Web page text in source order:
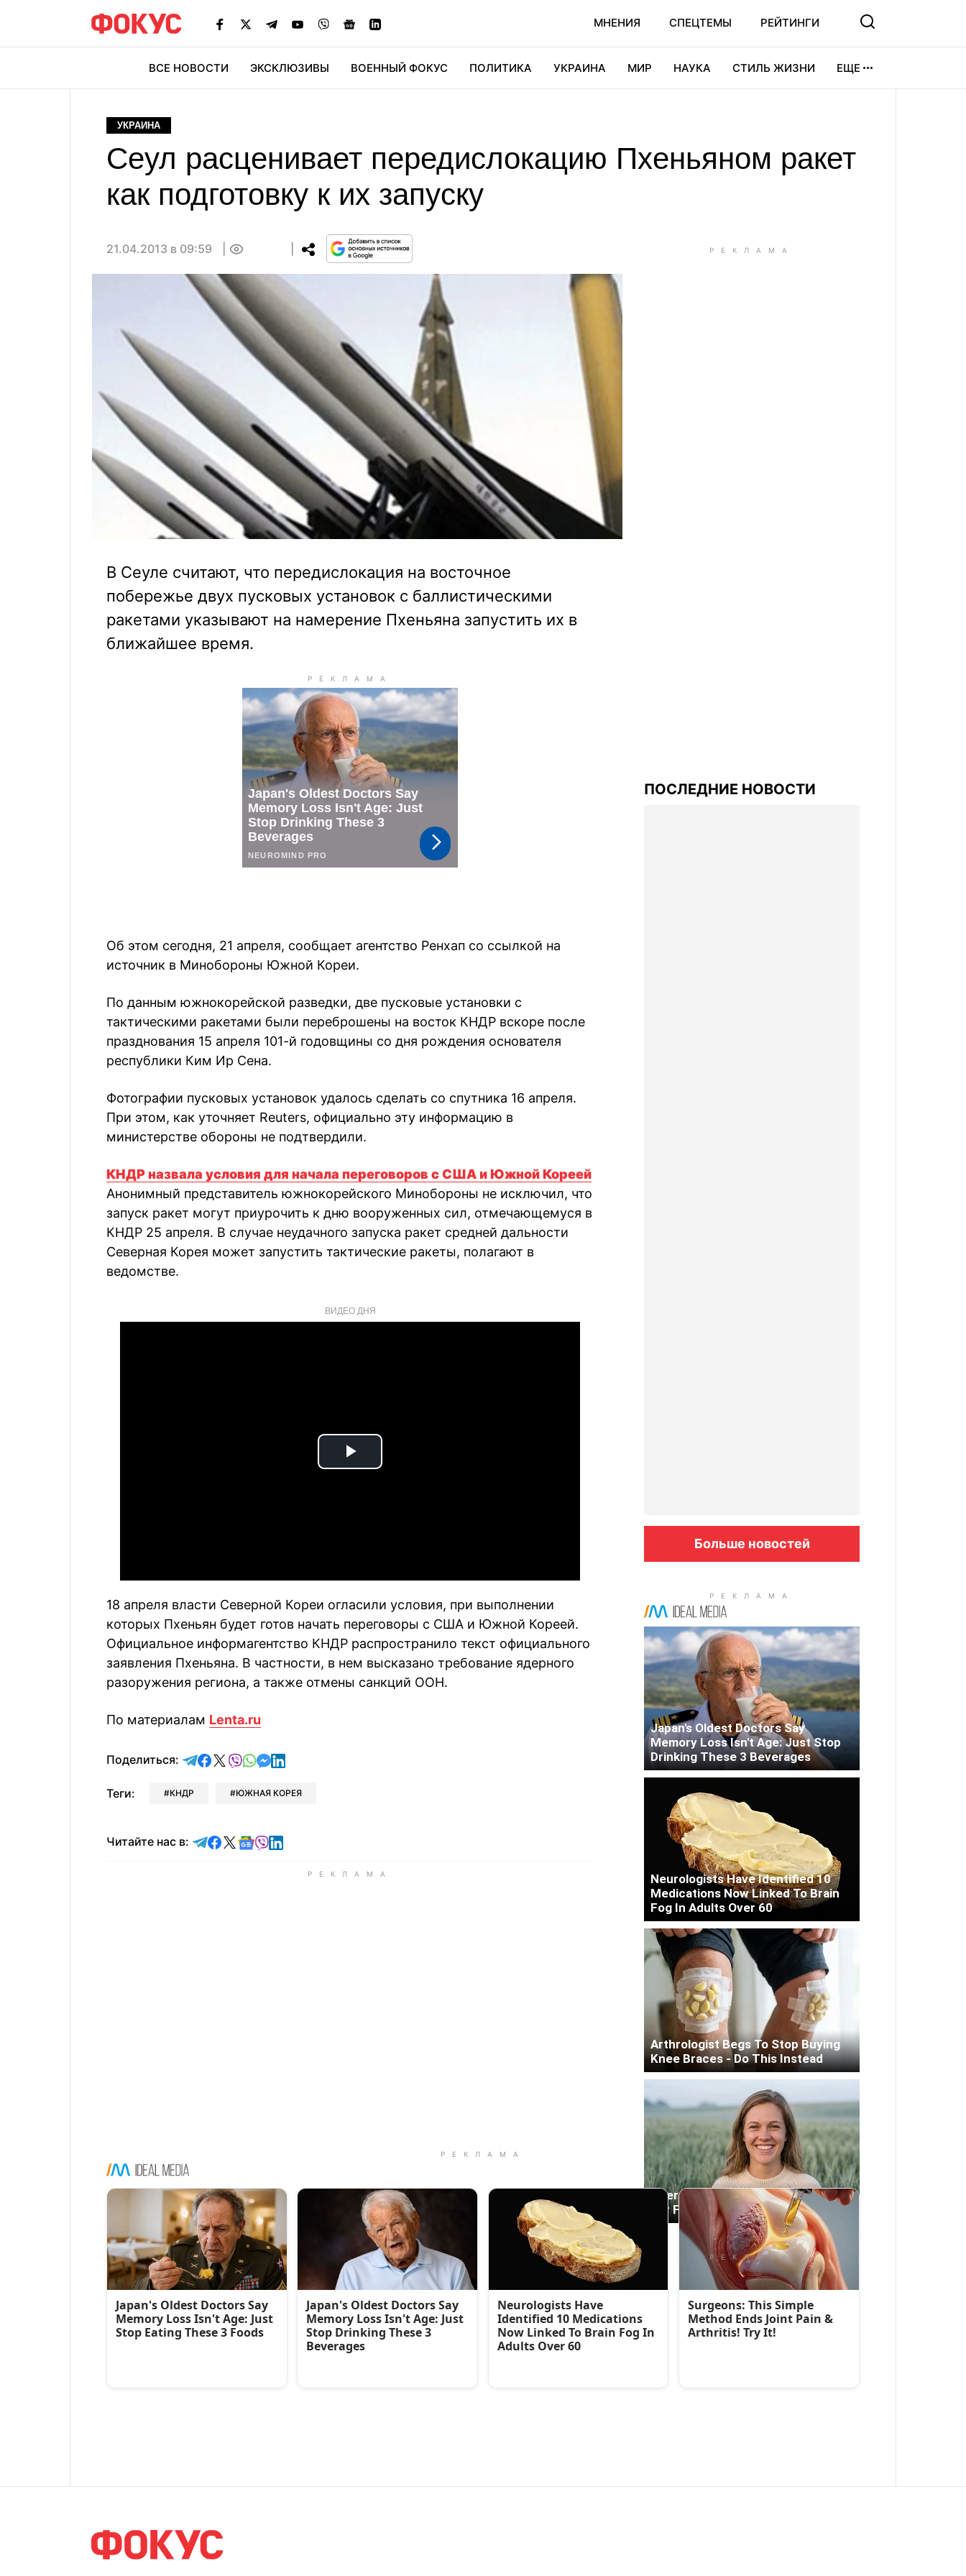
МНЕНИЯ СПЕЦТЕМЫ РЕЙТИНГИ
ВСЕ НОВОСТИ ЭКСКЛЮЗИВЫ ВОЕННЫЙ ФОКУС ПОЛИТИКА УКРАИНА МИР НАУКА СТИЛЬ ЖИЗНИ ЕЩЕ
УКРАИНА
Сеул расценивает передислокацию Пхеньяном ракет
как подготовку к их запуску
21.04.2013 в 09:59
В Сеуле считают, что передислокация на восточное
побережье двух пусковых установок с баллистическими
ракетами указывают на намерение Пхеньяна запустить их в
ближайшее время.
Об этом сегодня, 21 апреля, сообщает агентство Ренхап со ссылкой на
источник в Минобороны Южной Кореи.
По данным южнокорейской разведки, две пусковые установки с
тактическими ракетами были переброшены на восток КНДР вскоре после
празднования 15 апреля 101-й годовщины со дня рождения основателя
республики Ким Ир Сена.
Фотографии пусковых установок удалось сделать со спутника 16 апреля.
При этом, как уточняет Reuters, официально эту информацию в
министерстве обороны не подтвердили.
КНДР назвала условия для начала переговоров с США и Южной Кореей
Анонимный представитель южнокорейского Минобороны не исключил, что
запуск ракет могут приурочить к дню вооруженных сил, отмечающемуся в
КНДР 25 апреля. В случае неудачного запуска ракет средней дальности
Северная Корея может запустить тактические ракеты, полагают в
ведомстве.
ВИДЕО ДНЯ
Play
18 апреля власти Северной Кореи огласили условия, при выполнении
которых Пхеньян будет готов начать переговоры с США и Южной Кореей.
Официальное информагентство КНДР распространило текст официального
заявления Пхеньяна. В частности, в нем высказано требование ядерного
разоружения региона, а также отмены санкций ООН.
По материалам Lenta.ru
Поделиться: отправить в Telegram
поделиться в Facebook
поделиться в X
отправить в Viber
отправить в Whatsapp
отправить в Messenger
отправить в LinkedIn
Теги: КНДР ЮЖНАЯ КОРЕЯ
Читайте нас в: Читайте в Telegram
Читайте в Facebook
Читайте в X
Читайте в Google news
Читайте в Viber
Читайте в LinkedIn
ПОСЛЕДНИЕ НОВОСТИ
Больше новостей